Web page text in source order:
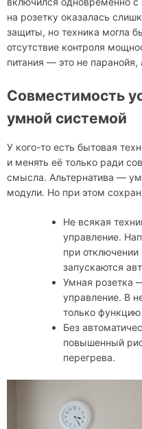
на розетку оказалась
защиты, но техника могла
отсутствие контроля
питания — это не
Совместимость
умной системой
У кого-то есть бытовая
и менять её только ради
смысла. Альтернатива —
модули. Но при этом
Не всякая
управление.
при
запускаются
Умная розетка
управление. В
только
Без
повышенный
перегрева.